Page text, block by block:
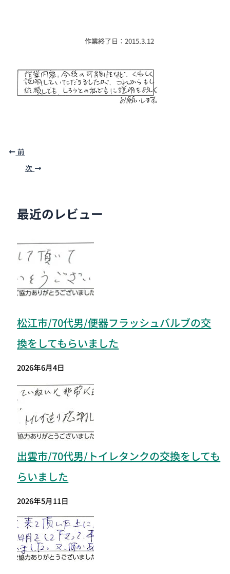
作業終了日：2015.3.12
前
次
最近のレビュー
松江市/70代男/便器フラッシュバルブの交
換をしてもらいました
2026年6月4日
出雲市/70代男/トイレタンクの交換をしても
らいました
2026年5月11日